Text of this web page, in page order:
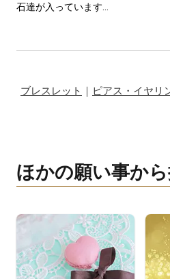
石達が入っています...
ブレスレット ｜ ピアス・イヤリ
ほかの願い事か